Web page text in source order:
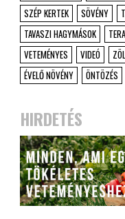
SZÉP KERTEK
SÖVÉNY
TAVASZI HAGYMÁSOK
VETEMÉNYES
VIDEÓ
ÉVELŐ NÖVÉNY
ÖNTÖZÉS
HIRDETÉS